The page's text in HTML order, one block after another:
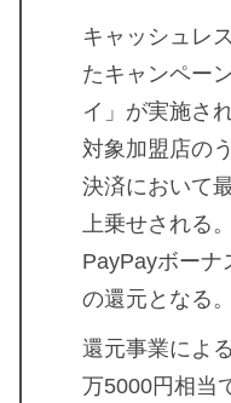
キャッシュレ
たキャンペー
イ」が実施さ
対象加盟店の
決済において
上乗せされる
PayPayボーナ
の還元となる。
還元事業によ
万5000円相当